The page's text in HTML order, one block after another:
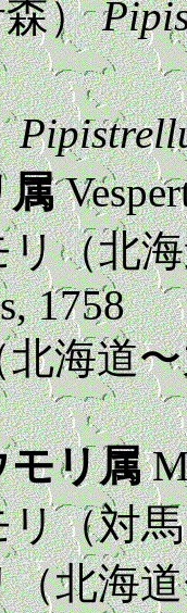
森）
イ
属
（北
1758
北海道
リ属
リ（対
北海